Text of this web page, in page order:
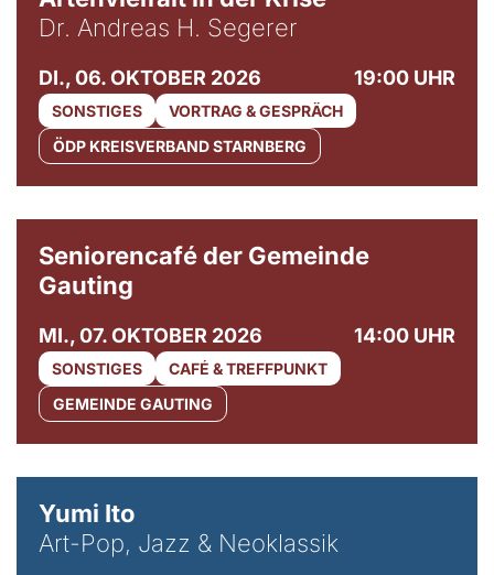
Dr. Andreas H. Segerer
DI., 06. OKTOBER 2026 19:00 UHR
SONSTIGES
VORTRAG & GESPRÄCH
ÖDP KREISVERBAND STARNBERG
Seniorencafé der Gemeinde
Gauting
MI., 07. OKTOBER 2026 14:00 UHR
SONSTIGES
CAFÉ & TREFFPUNKT
GEMEINDE GAUTING
Yumi Ito
Art-Pop, Jazz & Neoklassik